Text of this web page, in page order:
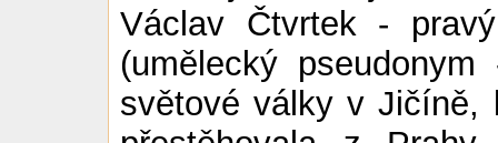
Václav Čtvrtek -
(umělecký
světové války v Jičíně,